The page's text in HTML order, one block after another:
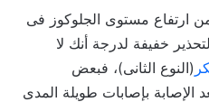
ارتفاع مستوى الجلوكوز فى
خفيفة لدرجة أنك لا
(النوع الثانى)، فبعض
الإصابة بإصابات طويلة المدى